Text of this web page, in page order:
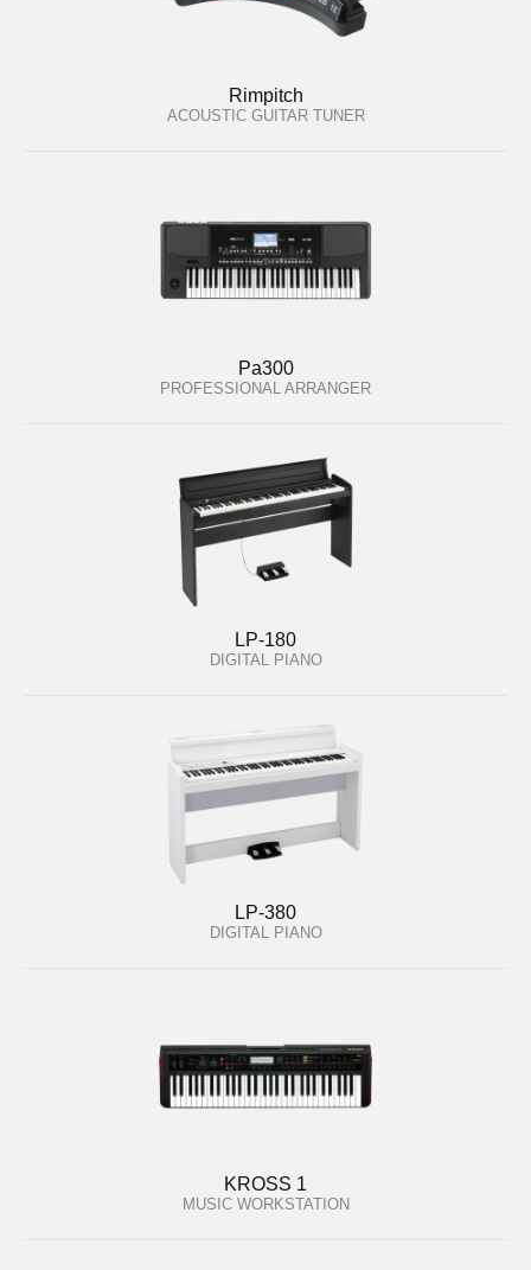
Rimpitch
ACOUSTIC GUITAR TUNER
Pa300
PROFESSIONAL ARRANGER
LP-180
DIGITAL PIANO
LP-380
DIGITAL PIANO
KROSS 1
MUSIC WORKSTATION